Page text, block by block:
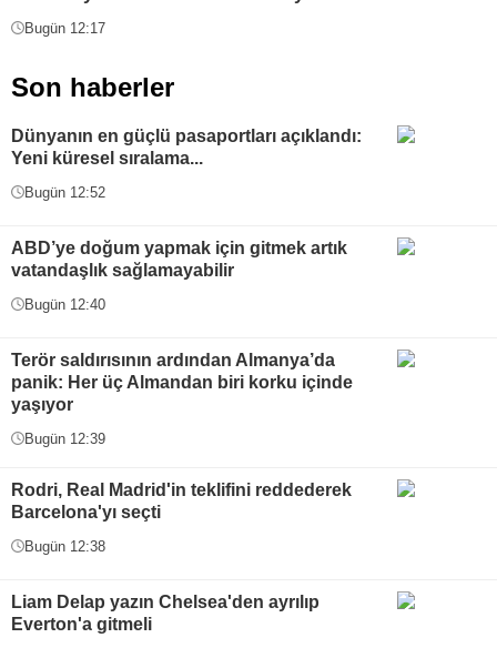
Bugün 12:17
Son haberler
Dünyanın en güçlü pasaportları açıklandı:
Yeni küresel sıralama...
Bugün 12:52
ABD’ye doğum yapmak için gitmek artık
vatandaşlık sağlamayabilir
Bugün 12:40
Terör saldırısının ardından Almanya’da
panik: Her üç Almandan biri korku içinde
yaşıyor
Bugün 12:39
Rodri, Real Madrid'in teklifini reddederek
Barcelona'yı seçti
Bugün 12:38
Liam Delap yazın Chelsea'den ayrılıp
Everton'a gitmeli